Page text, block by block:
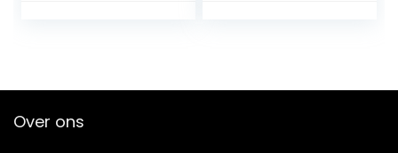
Plastic tas Voor
buiten,Bruin
Over ons